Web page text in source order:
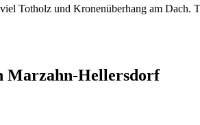
Totholz und Kronenüberhang am Dach.
Marzahn-Hellersdorf